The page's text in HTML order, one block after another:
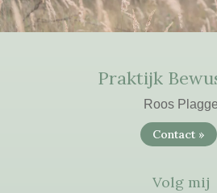
Praktijk
Roos Plagge
Contact »
Volg mij